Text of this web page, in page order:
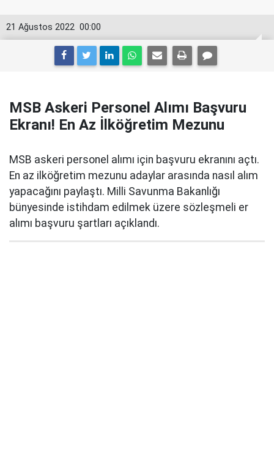
00:00
21 Ağustos 2022
MSB Askeri Personel Alımı Başvuru
Ekranı! En Az İlköğretim Mezunu
MSB askeri personel alımı için başvuru ekranını açtı.
En az ilköğretim mezunu adaylar arasında nasıl alım
yapacağını paylaştı. Milli Savunma Bakanlığı
bünyesinde istihdam edilmek üzere sözleşmeli er
alımı başvuru şartları açıklandı.